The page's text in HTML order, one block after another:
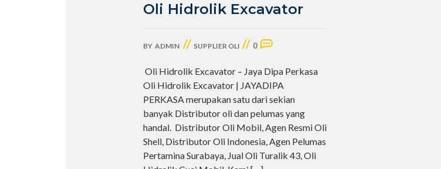
Oli Hidrolik Excavator
BY ADMIN // SUPPLIER OLI // 0
Oli Hidrolik Excavator – Jaya Dipa Perkasa
Oli Hidrolik Excavator | JAYADIPA
PERKASA merupakan satu dari sekian
banyak Distributor oli dan pelumas yang
handal. Distributor Oli Mobil, Agen Resmi Oli
Shell, Distributor Oli Indonesia, Agen Pelumas
Pertamina Surabaya, Jual Oli Turalik 43, Oli